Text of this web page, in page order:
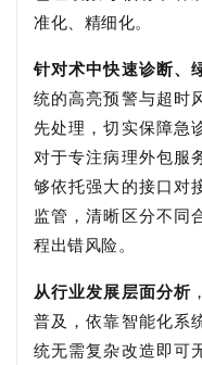
准化、精细化。
针对术中快速诊断、
统的高亮预警与超时
先处理，切实保障急
对于专注病理外包服
够依托强大的接口对
监管，清晰区分不同
程出错风险。
从行业发展层面分析
普及，依靠智能化系
统无需复杂改造即可